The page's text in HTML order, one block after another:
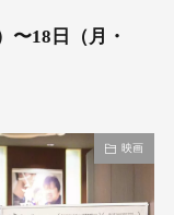
〜18日（月・
映画